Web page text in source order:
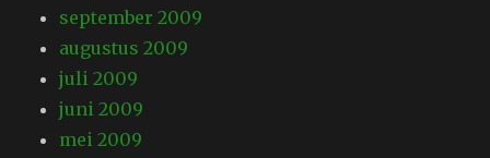
september 2009
augustus 2009
juli 2009
juni 2009
mei 2009